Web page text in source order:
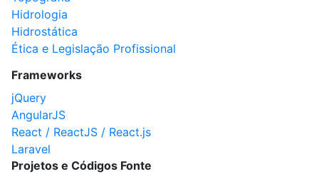
Hidrologia
Hidrostática
Ética e Legislação Profissional
Frameworks
jQuery
AngularJS
React / ReactJS / React.js
Laravel
Projetos e Códigos Fonte